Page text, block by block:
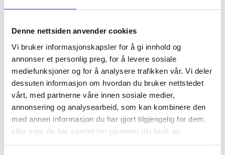
Denne nettsiden anvender cookies
Vi bruker informasjonskapsler for å gi innhold og
annonser et personlig preg, for å levere sosiale
mediefunksjoner og for å analysere trafikken vår. Vi deler
dessuten informasjon om hvordan du bruker nettstedet
vårt, med partnerne våre innen sosiale medier,
annonsering og analysearbeid, som kan kombinere den
med annen informasjon du har gjort tilgjengelig for dem,
eller som de har samlet inn gjennom din bruk av
forbindelse med tannregulering, se vaktlisten under
fanearket "akutt".
) Vi har inngått samarbeid med Front Payment AS for å
tilby pasientene moderne og effektive betalingsmåter.For
best brukervennlighet (bankID innlogging) orienter oss
om fødselsnr. til den foresatte som mottar sms-
timeinnkallingene. SMS-betalingslenke uten gebyr er
tilgjengelig i 48 timer, deretter utstedes faktura.